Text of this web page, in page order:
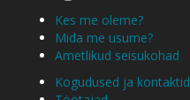
Kes me oleme?
Mida me usume?
Ametlikud seisukohad
Kogudused ja kontaktid